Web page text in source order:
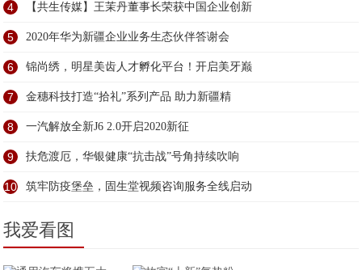
4 【共生传媒】王茉丹董事长荣获中国企业创新
5 2020年华为新疆企业业务生态伙伴答谢会
6 锦尚绣，明星美齿人才孵化平台！开启美牙巅
7 金穗科技打造“拾礼”系列产品 助力新疆精
8 一汽解放全新J6 2.0开启2020新征
9 扶危渡厄，华银健康“抗击战”号角持续吹响
10 筑牢防疫堡垒，固生堂视频咨询服务全线启动
我爱看图